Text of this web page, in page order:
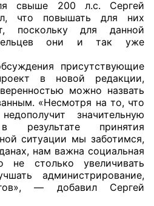
ОП КО”
за 2024 г.
свыше 200 л.с. Сергей
что повышать для них
поскольку для данной
они и так уже
присутствующие
в новой редакции,
можно назвать
«Несмотря на то, что
значительную
принятия
ситуации мы заботимся,
нам важна социальная
не столько увеличивать
администрирование,
— добавил Сергей